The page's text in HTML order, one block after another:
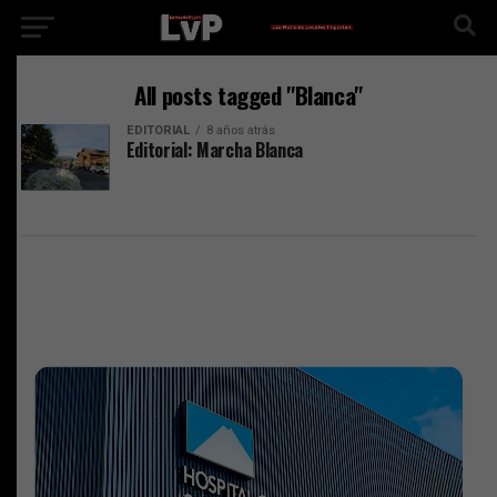
All posts tagged "Blanca"
EDITORIAL 8 años atrás
Editorial: Marcha Blanca